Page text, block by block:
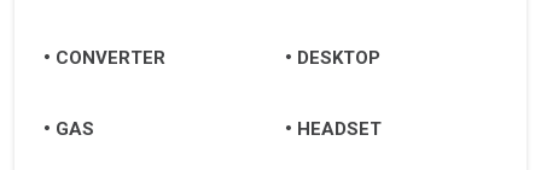
CONVERTER DESKTOP
GAS HEADSET